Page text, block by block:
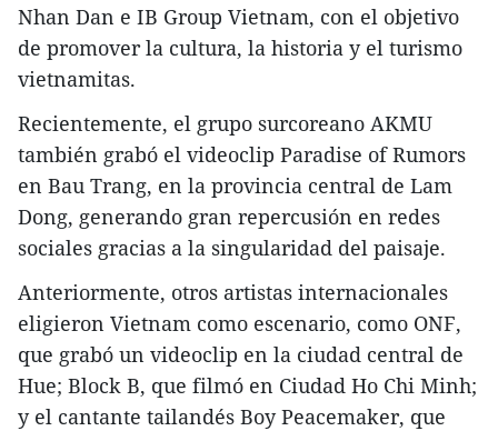
Nhan Dan e IB Group Vietnam, con el objetivo
de promover la cultura, la historia y el turismo
vietnamitas.
Recientemente, el grupo surcoreano AKMU
también grabó el videoclip Paradise of Rumors
en Bau Trang, en la provincia central de Lam
Dong, generando gran repercusión en redes
sociales gracias a la singularidad del paisaje.
Anteriormente, otros artistas internacionales
eligieron Vietnam como escenario, como ONF,
que grabó un videoclip en la ciudad central de
Hue; Block B, que filmó en Ciudad Ho Chi Minh;
y el cantante tailandés Boy Peacemaker, que